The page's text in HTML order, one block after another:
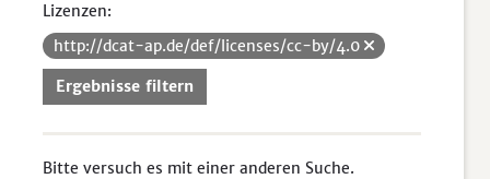
Lizenzen:
http://dcat-ap.de/def/licenses/cc-by/4.0
Ergebnisse filtern
Bitte versuch es mit einer anderen Suche.